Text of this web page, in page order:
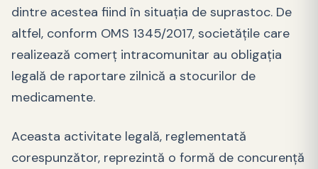
dintre acestea fiind în situația de suprastoc. De
altfel, conform OMS 1345/2017, societățile care
realizează comerț intracomunitar au obligația
legală de raportare zilnică a stocurilor de
medicamente.
Aceasta activitate legală, reglementată
corespunzător, reprezintă o formă de concurență